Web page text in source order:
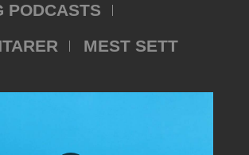
PODCASTS
MEST SETT